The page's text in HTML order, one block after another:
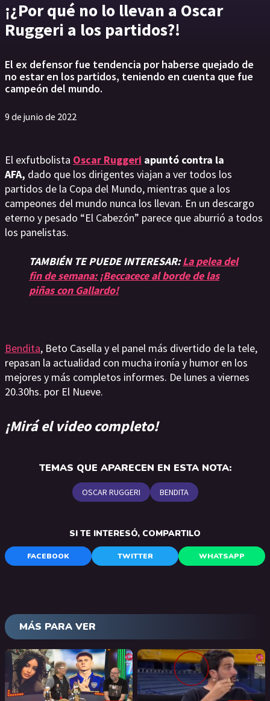
¡¿Por qué no lo llevan a Oscar
Ruggeri a los partidos?!
El ex defensor fue tendencia por haberse quejado de
no estar en los partidos, teniendo en cuenta que fue
campeón del mundo.
9 de junio de 2022
El exfutbolista Oscar Ruggeri apuntó contra la
AFA, dado que los dirigentes viajan a ver todos los
partidos de la Copa del Mundo, mientras que a los
campeones del mundo nunca los llevan. En un descargo
eterno y pesado “El Cabezón” parece que aburrió a todos
los panelistas.
TAMBIÉN TE PUEDE INTERESAR:La pelea del
fin de semana: ¡Beccacece al borde de las
piñas con Gallardo!
Bendita, Beto Casella y el panel más divertido de la tele,
repasan la actualidad con mucha ironía y humor en los
mejores y más completos informes. De lunes a viernes
20.30hs. por El Nueve.
¡Mirá el video completo!
TEMAS QUE APARECEN EN ESTA NOTA:
OSCAR RUGGERI BENDITA
SI TE INTERESÓ, COMPARTILO
FACEBOOK TWITTER WHATSAPP
MÁS PARA VER